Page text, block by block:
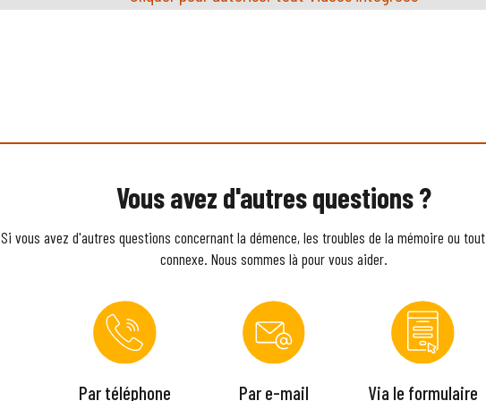
Vous avez d'autres questions ?
Si vous avez d'autres questions concernant la démence, les troubles de la mémoire ou
connexe. Nous sommes là pour vous aider.
Par téléphone Par e-mail Via le formulaire